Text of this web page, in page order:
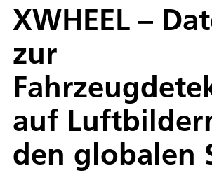
XWHEEL –
zur
auf
den globalen